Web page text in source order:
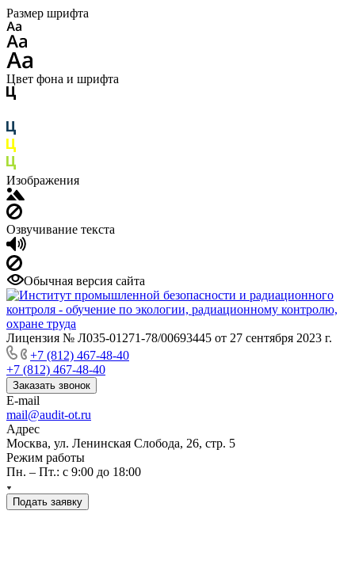
Размер шрифта
Цвет фона и шрифта
Изображения
Озвучивание текста
Обычная версия сайта
Лицензия № Л035-01271-78/00693445 от 27 сентября 2023 г.
+7 (812) 467-48-40
+7 (812) 467-48-40
Заказать звонок
E-mail
mail@audit-ot.ru
Адрес
Москва, ул. Ленинская Слобода, 26, стр. 5
Режим работы
Пн. – Пт.: с 9:00 до 18:00
Подать заявку